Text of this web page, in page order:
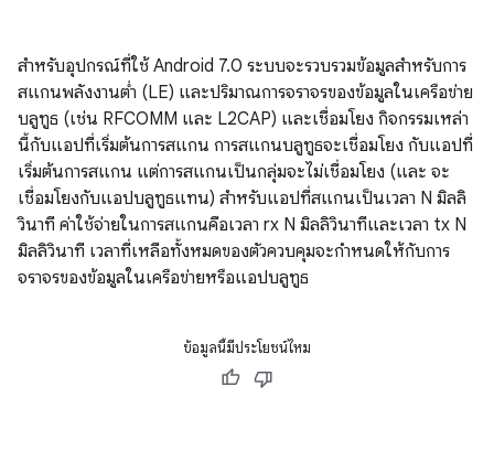
สำหรับอุปกรณ์ที่ใช้ Android 7.0 ระบบจะรวบรวมข้อมูลสำหรับการ
สแกนพลังงานต่ำ (LE) และปริมาณการจราจรของข้อมูลในเครือข่าย
บลูทูธ (เช่น RFCOMM และ L2CAP) และเชื่อมโยง กิจกรรมเหล่า
นี้กับแอปที่เริ่มต้นการสแกน การสแกนบลูทูธจะเชื่อมโยง กับแอปที่
เริ่มต้นการสแกน แต่การสแกนเป็นกลุ่มจะไม่เชื่อมโยง (และ จะ
เชื่อมโยงกับแอปบลูทูธแทน) สำหรับแอปที่สแกนเป็นเวลา N มิลลิ
วินาที ค่าใช้จ่ายในการสแกนคือเวลา rx N มิลลิวินาทีและเวลา tx N
มิลลิวินาที เวลาที่เหลือทั้งหมดของตัวควบคุมจะกำหนดให้กับการ
จราจรของข้อมูลในเครือข่ายหรือแอปบลูทูธ
ข้อมูลนี้มีประโยชน์ไหม